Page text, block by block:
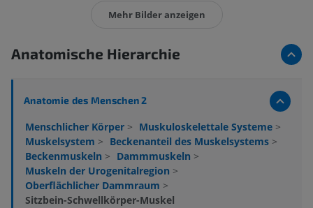
Mehr Bilder anzeigen
Anatomische Hierarchie
Anatomie des Menschen 2
Menschlicher Körper > Muskuloskelettale Systeme >
Muskelsystem > Beckenanteil des Muskelsystems >
Beckenmuskeln > Dammmuskeln >
Muskeln der Urogenitalregion >
Oberflächlicher Dammraum >
Sitzbein-Schwellkörper-Muskel